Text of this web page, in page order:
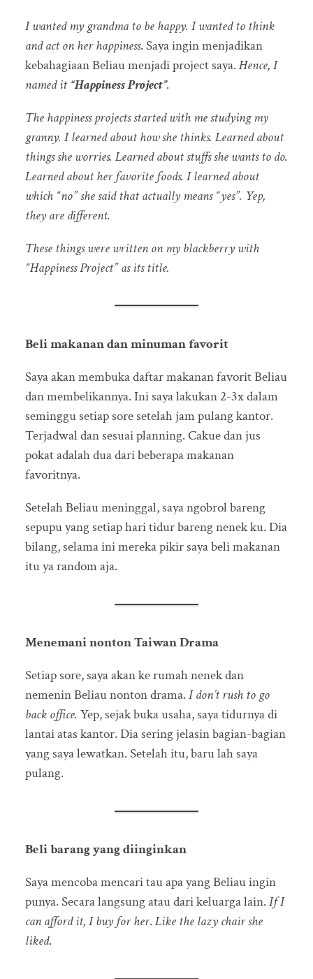
I wanted my grandma to be happy. I wanted to think
and act on her happiness. Saya ingin menjadikan
kebahagiaan Beliau menjadi project saya.Hence, I
named it “Happiness Project”.
The happiness projects started with me studying my
granny. I learned about how she thinks. Learned about
things she worries. Learned about stuffs she wants to do.
Learned about her favorite foods. I learned about
which “no” she said that actually means “yes”. Yep,
they are different.
These things were written on my blackberry with
“Happiness Project” as its title.
Beli makanan dan minuman favorit
Saya akan membuka daftar makanan favorit Beliau
dan membelikannya. Ini saya lakukan 2-3x dalam
seminggu setiap sore setelah jam pulang kantor.
Terjadwal dan sesuai planning. Cakue dan jus
pokat adalah dua dari beberapa makanan
favoritnya.
Setelah Beliau meninggal, saya ngobrol bareng
sepupu yang setiap hari tidur bareng nenek ku. Dia
bilang, selama ini mereka pikir saya beli makanan
itu ya random aja.
Menemani nonton Taiwan Drama
Setiap sore, saya akan ke rumah nenek dan
nemenin Beliau nonton drama.I don’t rush to go
back office. Yep, sejak buka usaha, saya tidurnya di
lantai atas kantor. Dia sering jelasin bagian-bagian
yang saya lewatkan. Setelah itu, baru lah saya
pulang.
Beli barang yang diinginkan
Saya mencoba mencari tau apa yang Beliau ingin
punya. Secara langsung atau dari keluarga lain.If I
can afford it, I buy for her.Like the lazy chair she
liked.